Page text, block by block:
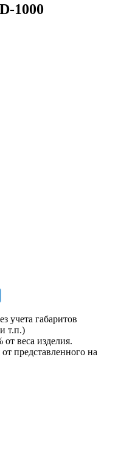
1000
учета габаритов
т.п.)
веса изделия.
представленного на